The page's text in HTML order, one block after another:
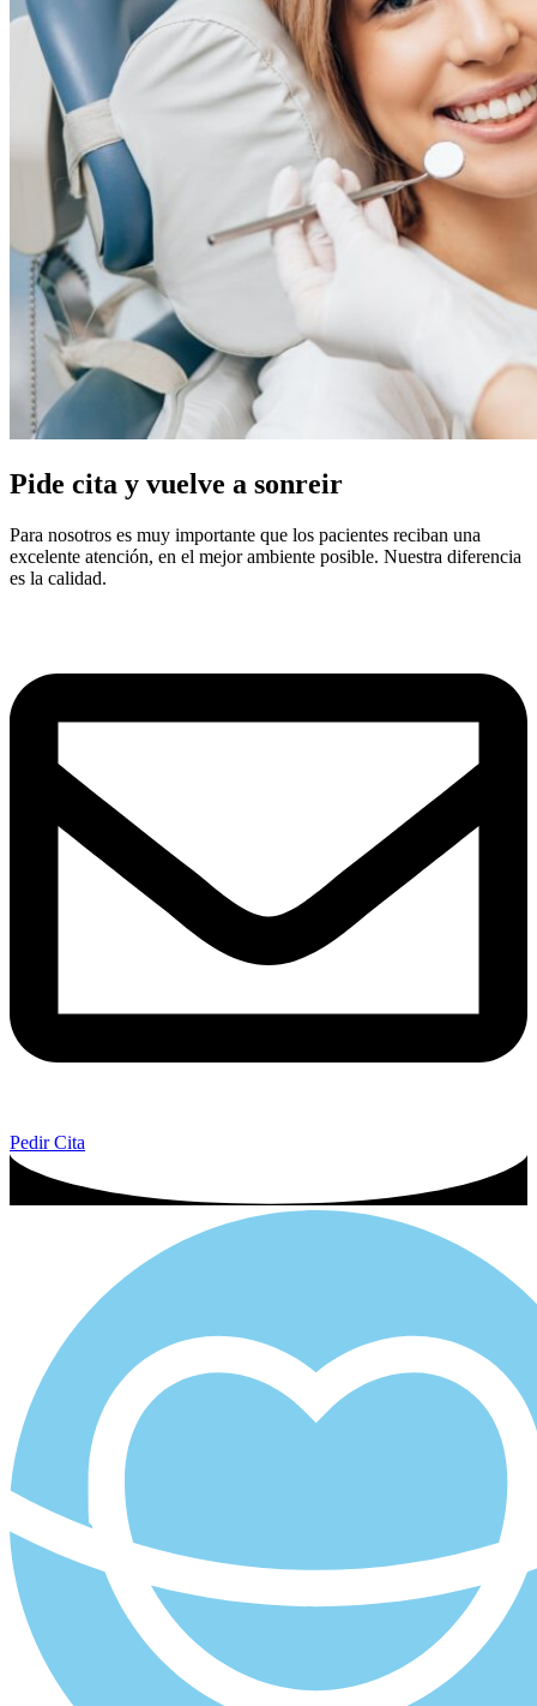
Pide cita y vuelve a sonreir
Para nosotros es muy importante que los pacientes reciban una
excelente atención, en el mejor ambiente posible. Nuestra diferencia
es la calidad.
Pedir Cita